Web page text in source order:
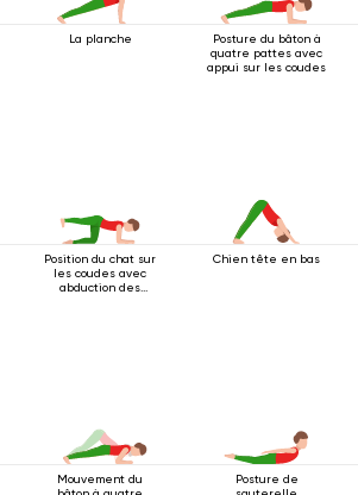
La planche
Posture du bâton à
quatre pattes avec
appui sur les coudes
Position du chat sur
les coudes avec
abduction des
Chien tête en bas
Mouvement du
Posture de